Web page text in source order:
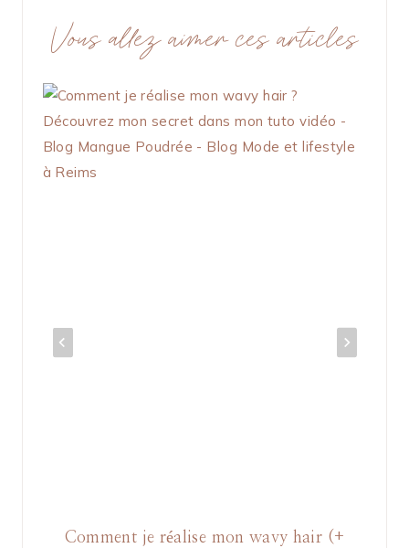
Vous allez aimer ces articles
Comment je réalise mon wavy hair (+